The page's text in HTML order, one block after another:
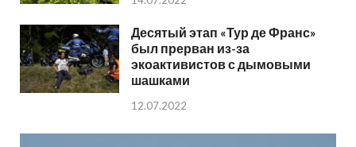
Десятый этап «Тур де Франс»
был прерван из-за
экоактивистов с дымовыми
шашками
12.07.2022